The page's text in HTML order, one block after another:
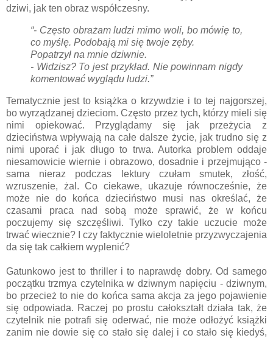
dziwi, jak ten obraz współczesny.
“- Często obrażam ludzi mimo woli, bo mówię to,
co myślę. Podobają mi się twoje zęby.
Popatrzył na mnie dziwnie.
- Widzisz? To jest przykład. Nie powinnam nigdy
komentować wyglądu ludzi.”
Tematycznie jest to książka o krzywdzie i to tej najgorszej,
bo wyrządzanej dzieciom. Często przez tych, którzy mieli się
nimi opiekować. Przyglądamy się jak przeżycia z
dzieciństwa wpływają na całe dalsze życie, jak trudno się z
nimi uporać i jak długo to trwa. Autorka problem oddaje
niesamowicie wiernie i obrazowo, dosadnie i przejmująco -
sama nieraz podczas lektury czułam smutek, złość,
wzruszenie, żal. Co ciekawe, ukazuje równocześnie, że
może nie do końca dzieciństwo musi nas określać, że
czasami praca nad sobą może sprawić, że w końcu
poczujemy się szczęśliwi. Tylko czy takie uczucie może
trwać wiecznie? I czy faktycznie wieloletnie przyzwyczajenia
da się tak całkiem wyplenić?
Gatunkowo jest to thriller i to naprawdę dobry. Od samego
początku trzmya czytelnika w dziwnym napięciu - dziwnym,
bo przecież to nie do końca sama akcja za jego pojawienie
się odpowiada. Raczej po prostu całokształt działa tak, że
czytelnik nie potrafi się oderwać, nie może odłożyć książki
zanim nie dowie się co stało się dalej i co stało się kiedyś,